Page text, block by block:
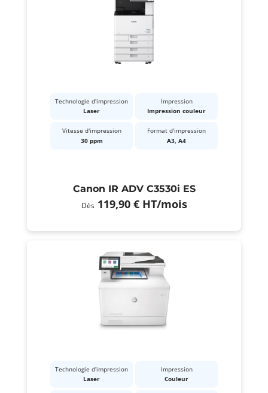
Technologie d'impression
Laser
Impression
Impression couleur
Vitesse d'impression
30 ppm
Format d'impression
A3, A4
Canon IR ADV C3530i ES
Dès 119,90 € HT/mois
Technologie d'impression
Laser
Impression
Couleur